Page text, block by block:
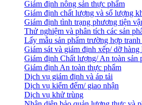
Giám định nông sản thực phẩm
Giám định chất lượng và số lượng
Giám định tình trạng phương tiện
Thử nghiệm và phân tích các sản
Lấy mẫu sản phẩm trường hợp tranh
Giám sát và giám định xếp/ dỡ hàng
Giám định Chất lượng/ An toàn sản
Giám định An toàn thực phẩm
Dịch vụ giám định và áp tải
Dịch vụ kiểm đếm/ giao nhận
Dịch vụ khử trùng